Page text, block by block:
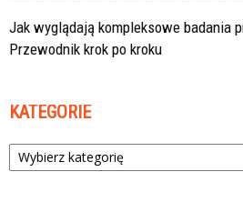
Jak wyglądają kompleksowe badania
Przewodnik krok po kroku
KATEGORIE
Kategorie